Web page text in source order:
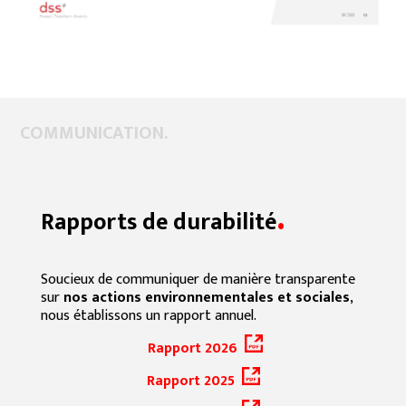
COMMUNICATION.
Rapports de durabilité.
Soucieux de communiquer de manière transparente
surnos actions environnementales et sociales,
nous établissons un rapport annuel.
Rapport 2026
Rapport 2025